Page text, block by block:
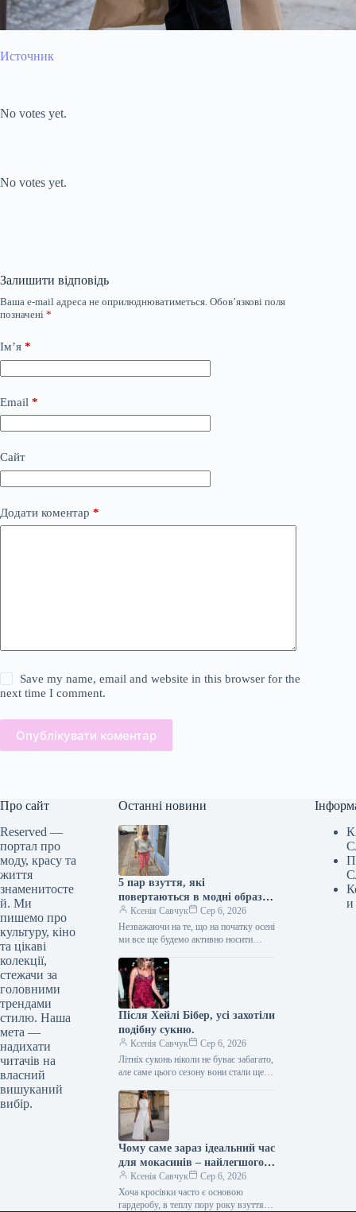
Источник
No votes yet.
No votes yet.
Залишити відповідь
Ваша e-mail адреса не оприлюднюватиметься. Обов’язкові поля
позначені *
Ім’я *
Email *
Сайт
Додати коментар *
Save my name, email and website in this browser for the
next time I comment.
Опублікувати коментар
Про сайт
Reserved —
портал про
моду, красу та
життя
знаменитосте
й. Ми
пишемо про
культуру, кіно
та цікаві
колекції,
стежачи за
головними
трендами
стилю. Наша
мета —
надихати
читачів на
власний
вишуканий
вибір.
Останні новини
5 пар взуття, які
повертаються в модні образи
з приходом осені
Ксенія Савчук
Сер 6, 2026
Незважаючи на те, що на початку осені
ми все ще будемо активно носити
матимемо…
Після Хейлі Бібер, усі захотіли
подібну сукню.
Ксенія Савчук
Сер 6, 2026
Літніх суконь ніколи не буває забагато,
але саме цього сезону вони стали ще
остаточно відмовляються від…
Чому саме зараз ідеальний час
для мокасинів – найлегшого
закритого взуття
Ксенія Савчук
Сер 6, 2026
Хоча кросівки часто є основою
гардеробу, в теплу пору року взуття
и